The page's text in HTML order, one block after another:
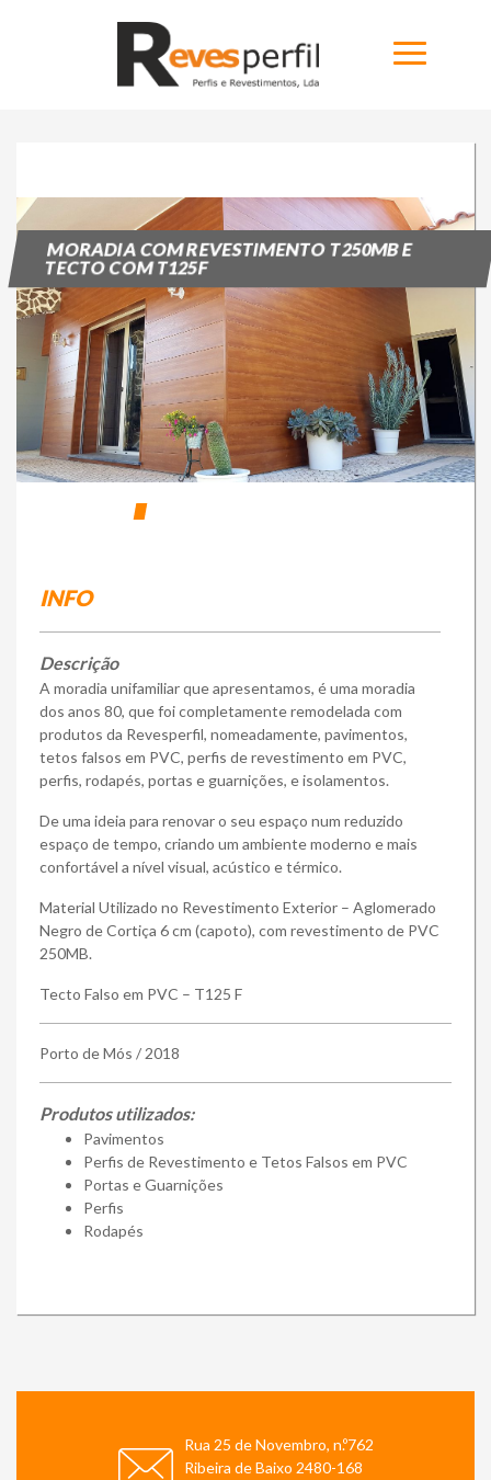
Produtos
Catálogos
Portfólio
Sobre
Contactos
MORADIA COM REVESTIMENTO T250MB E
TECTO COM T125F
INFO
Descrição
A moradia unifamiliar que apresentamos, é uma moradia
dos anos 80, que foi completamente remodelada com
produtos da Revesperfil, nomeadamente, pavimentos,
tetos falsos em PVC, perfis de revestimento em PVC,
perfis, rodapés, portas e guarnições, e isolamentos.
De uma ideia para renovar o seu espaço num reduzido
espaço de tempo, criando um ambiente moderno e mais
confortável a nível visual, acústico e térmico.
Material Utilizado no Revestimento Exterior – Aglomerado
Negro de Cortiça 6 cm (capoto), com revestimento de PVC
250MB.
Tecto Falso em PVC – T125 F
Porto de Mós / 2018
Produtos utilizados:
Pavimentos
Perfis de Revestimento e Tetos Falsos em PVC
Portas e Guarnições
Perfis
Rodapés
Rua 25 de Novembro, n.º762
Ribeira de Baixo 2480-168